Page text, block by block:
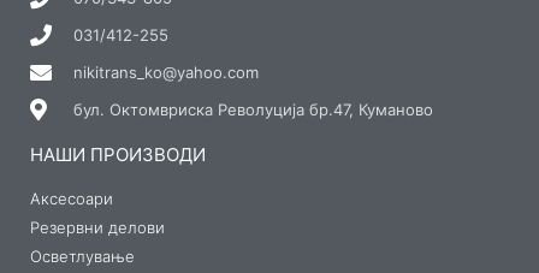
031/412-255
nikitrans_ko@yahoo.com
бул. Октомвриска Револуција бр.47, Куманово
НАШИ ПРОИЗВОДИ
Аксесоари
Резервни делови
Осветлување